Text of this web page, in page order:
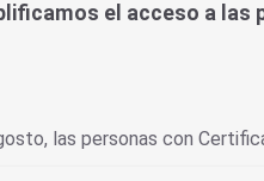
el acceso a las
las personas con